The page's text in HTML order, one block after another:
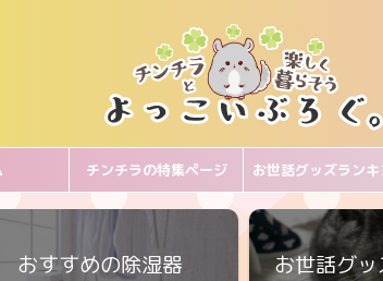
チンチラの特集ページ お世話グッズラン
おすすめの除湿器 お世話グ